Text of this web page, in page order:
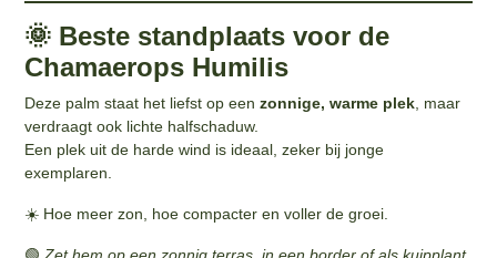
🌞 Beste standplaats voor de
Chamaerops Humilis
Deze palm staat het liefst op eenzonnige, warme plek , maar
verdraagt ook lichte halfschaduw.
Een plek uit de harde wind is ideaal, zeker bij jonge
exemplaren.
☀️ Hoe meer zon, hoe compacter en voller de groei.
🟢Zet hem op een zonnig terras, in een border of als kuipplant